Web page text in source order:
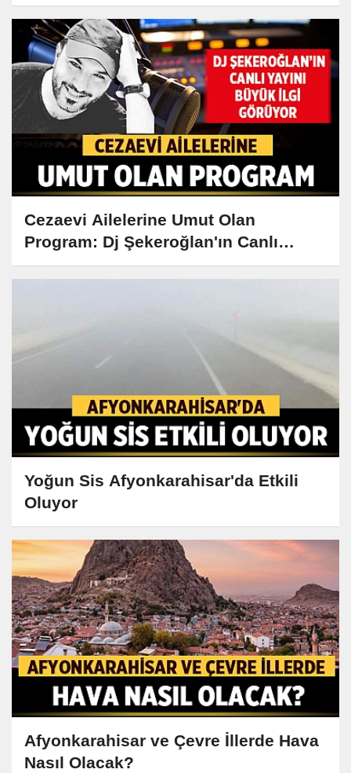
Cezaevi Ailelerine Umut Olan
Program: Dj Şekeroğlan'ın Canlı
Yayını Büyük İlgi Görüyor
Yoğun Sis Afyonkarahisar'da Etkili
Oluyor
Afyonkarahisar ve Çevre İllerde Hava
Nasıl Olacak?